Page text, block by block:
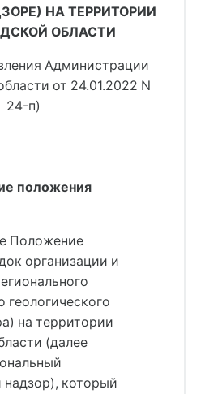
НА ТЕРРИТОРИИ
ОБЛАСТИ
Администрации
от 24.01.2022 N
24-п)
положения
Положение
организации и
геологического
на территории
(далее
надзор), который